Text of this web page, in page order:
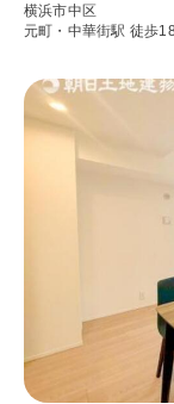
横浜市中区
元町・中華街駅 徒歩